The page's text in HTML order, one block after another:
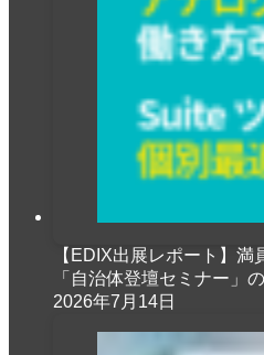
【EDIX出展レポート】
「自治体登壇セミナー」
2026年7月14日